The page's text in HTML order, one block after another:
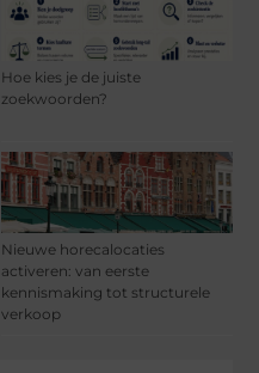
Hoe kies je de juiste
zoekwoorden?
Nieuwe horecalocaties
activeren: van eerste
kennismaking tot structurele
verkoop